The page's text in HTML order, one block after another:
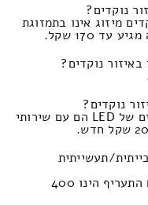
נוקדים?
מיזוג אינו בתמזוגת
נוקדים?
נוקדים?
תעריפי העברת מודעות, בנוקדים שלטים של LED הם עם שירותי
תעשייתית
ניתן להעביר מתקנים של חיט למפעלים התעריף הינו 400